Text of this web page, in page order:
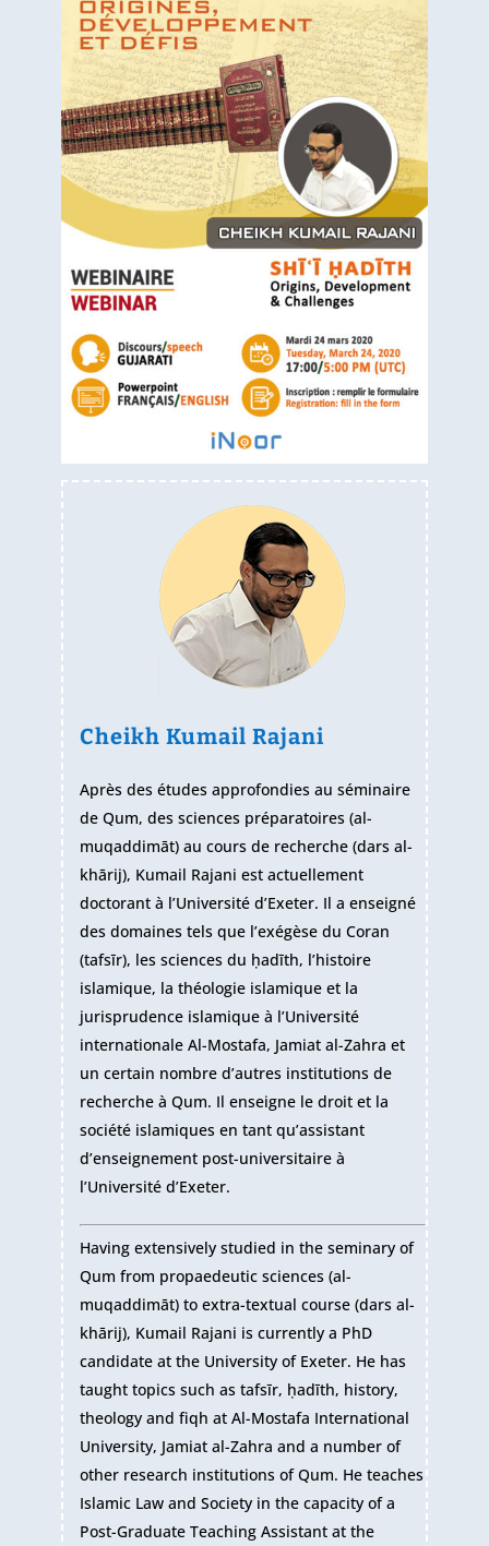
Cheikh Kumail Rajani
Après des études approfondies au séminaire
de Qum, des sciences préparatoires (al-
muqaddimāt) au cours de recherche (dars al-
khārij), Kumail Rajani est actuellement
doctorant à l’Université d’Exeter. Il a enseigné
des domaines tels que l’exégèse du Coran
(tafsīr), les sciences du ḥadīth, l’histoire
islamique, la théologie islamique et la
jurisprudence islamique à l’Université
internationale Al-Mostafa, Jamiat al-Zahra et
un certain nombre d’autres institutions de
recherche à Qum. Il enseigne le droit et la
société islamiques en tant qu’assistant
d’enseignement post-universitaire à
l’Université d’Exeter.
Having extensively studied in the seminary of
Qum from propaedeutic sciences (al-
muqaddimāt) to extra-textual course (dars al-
khārij), Kumail Rajani is currently a PhD
candidate at the University of Exeter. He has
taught topics such as tafsīr, ḥadīth, history,
theology and fiqh at Al-Mostafa International
University, Jamiat al-Zahra and a number of
other research institutions of Qum. He teaches
Islamic Law and Society in the capacity of a
Post-Graduate Teaching Assistant at the